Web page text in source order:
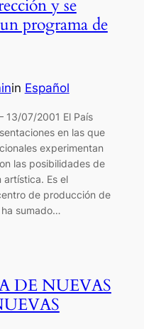
y se
programa de
in Español
13/07/2001 El País
en las que
experimentan
las posibilidades de
artística. Es el
de producción de
sumado…
DE NUEVAS